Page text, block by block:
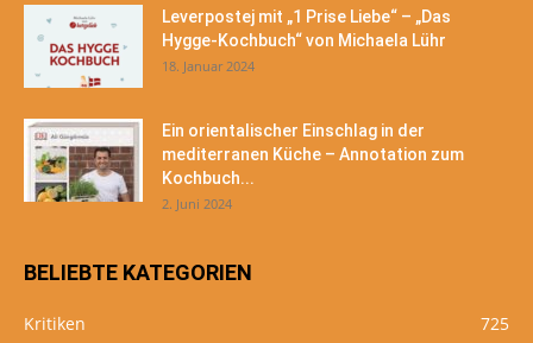
Leverpostej mit „1 Prise Liebe“ – „Das
Hygge-Kochbuch“ von Michaela Lühr
18. Januar 2024
Ein orientalischer Einschlag in der
mediterranen Küche – Annotation zum
Kochbuch...
2. Juni 2024
BELIEBTE KATEGORIEN
Kritiken
725